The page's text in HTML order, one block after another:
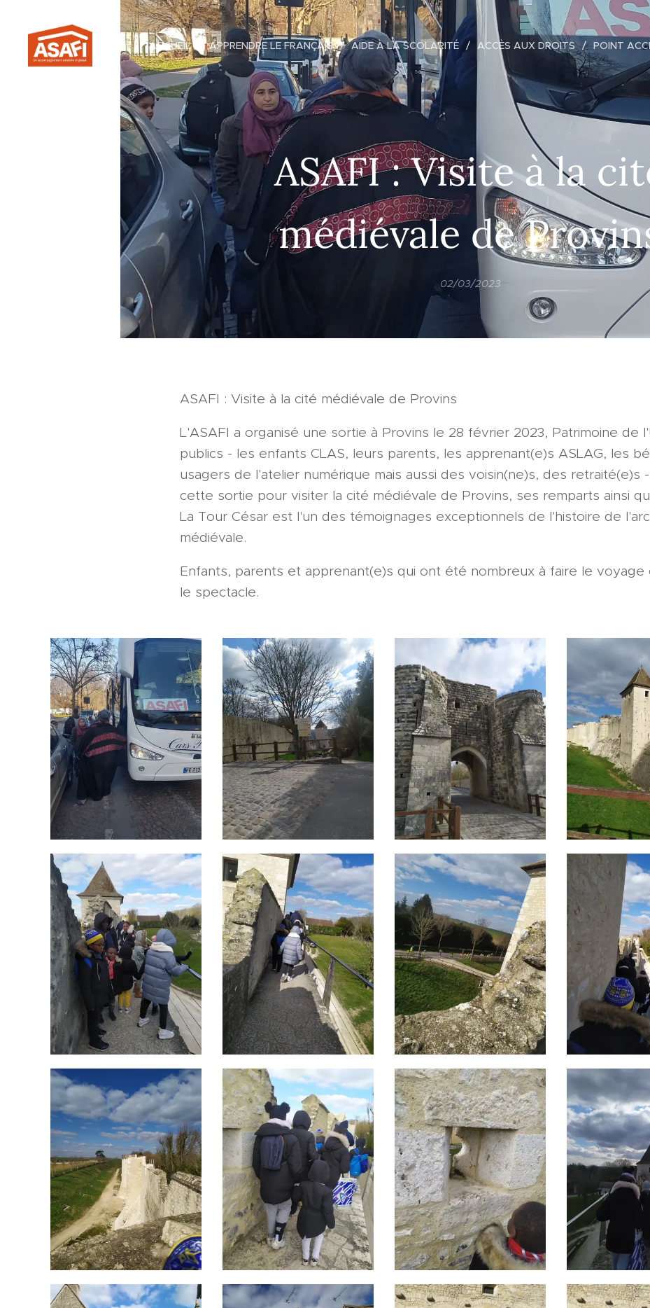
ACCUEIL APPRENDRE LE FRANÇAIS AIDE À LA SCOLARITÉ ACCÈS AUX DROITS POINT
ASAFI : Visite à la
médiévale de
02/03/2023
ASAFI : Visite à la cité médiévale de Provins
L'ASAFI a organisé une sortie à Provins le 28 février 2023, Patrimoine de
publics - les enfants CLAS, leurs parents, les apprenant(e)s ASLAG, les
usagers de l'atelier numérique mais aussi des voisin(ne)s, des
cette sortie pour visiter la cité médiévale de Provins, ses remparts ainsi
La Tour César est l'un des témoignages exceptionnels de l'histoire de
médiévale.
Enfants, parents et apprenant(e)s qui ont été nombreux à faire le
le spectacle.